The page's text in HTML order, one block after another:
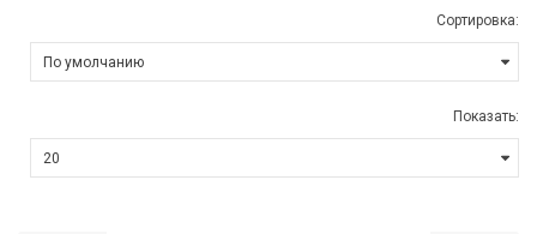
Сортировка:
Показать: